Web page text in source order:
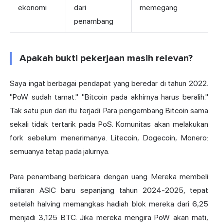
ekonomi
dari
penambang
memegang
Apakah bukti pekerjaan masih relevan?
Saya ingat berbagai pendapat yang beredar di tahun 2022.
"PoW sudah tamat." "Bitcoin pada akhirnya harus beralih."
Tak satu pun dari itu terjadi. Para pengembang Bitcoin sama
sekali tidak tertarik pada PoS. Komunitas akan melakukan
fork sebelum menerimanya. Litecoin, Dogecoin, Monero:
semuanya tetap pada jalurnya.
Para penambang berbicara dengan uang. Mereka membeli
miliaran ASIC baru sepanjang tahun 2024-2025, tepat
setelah halving memangkas hadiah blok mereka dari 6,25
menjadi 3,125 BTC. Jika mereka mengira PoW akan mati,